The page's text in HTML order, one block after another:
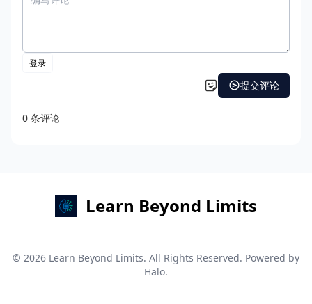
Learn Beyond Limits
© 2026 Learn Beyond Limits. All Rights Reserved. Powered by
Halo.